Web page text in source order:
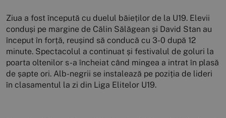
Ziua a fost începută cu duelul băieților de la U19. Elevii
conduși pe margine de Călin Sălăgean și David Stan au
început în forță, reușind să conducă cu 3-0 după 12
minute. Spectacolul a continuat și festivalul de goluri la
poarta oltenilor s-a încheiat când mingea a intrat în plasă
de șapte ori. Alb-negrii se instalează pe poziția de lideri
în clasamentul la zi din Liga Elitelor U19.